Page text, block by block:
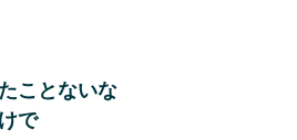
ことないな
で